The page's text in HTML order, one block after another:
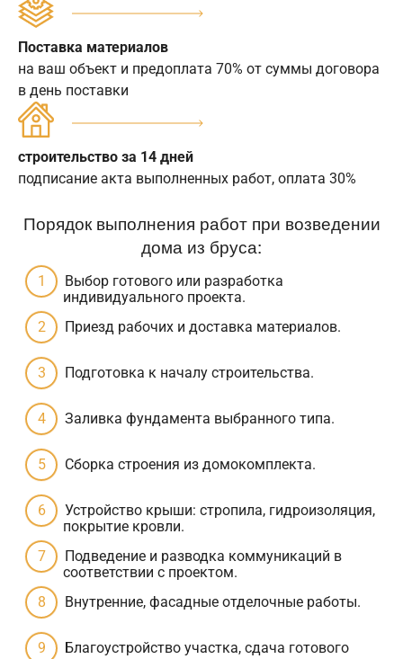
Поставка материалов
на ваш объект и предоплата 70% от суммы договора
в день поставки
строительство за 14 дней
подписание акта выполненных работ, оплата 30%
Порядок выполнения работ при возведении
дома из бруса:
Выбор готового или разработка
индивидуального проекта.
Приезд рабочих и доставка материалов.
Подготовка к началу строительства.
Заливка фундамента выбранного типа.
Сборка строения из домокомплекта.
Устройство крыши: стропила, гидроизоляция,
покрытие кровли.
Подведение и разводка коммуникаций в
соответствии с проектом.
Внутренние, фасадные отделочные работы.
Благоустройство участка, сдача готового